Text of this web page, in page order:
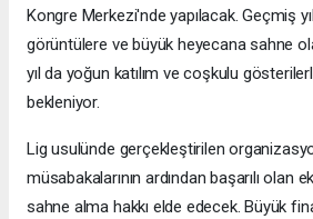
Kongre Merkezi'nde yapılacak. Geçmiş
görüntülere ve büyük heyecana sahne
yıl da yoğun katılım ve coşkulu
bekleniyor.
Lig usulünde gerçekleştirilen
müsabakalarının ardından başarılı olan
sahne alma hakkı elde edecek. Büyük